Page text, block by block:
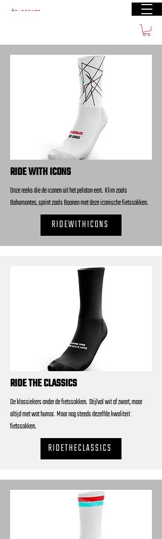
RIDE WITH ICONS
Onze reeks die de iconen uit het peloton eert. Klim zoals
Bahamontes, sprint zoals Boonen met deze iconische fietssokken.
RIDEWITHICONS
RIDE THE CLASSICS
De klassiekers onder de fietssokken. Stijlvol wit of zwart, maar
altijd met wat humor. Maar nog steeds dezelfde kwaliteit
fietssokken.
RIDETHECLASSICS